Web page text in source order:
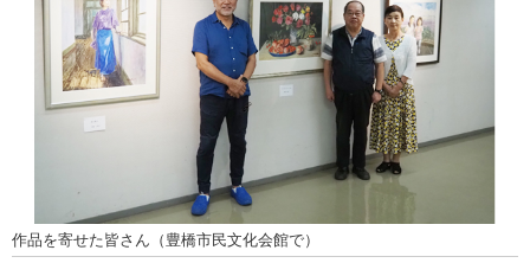
作品を寄せた皆さん（豊橋市民文化会館で）